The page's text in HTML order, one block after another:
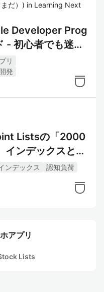
だ） ) in Learning Next
Developer Prog
- 初心者でも迷わ
リ
発
Listsの「2000
インデックスと2
荷軽減のための
ンデックス
認知負荷
アプリ
Lists